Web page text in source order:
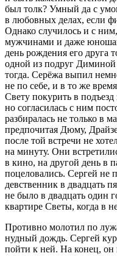
был толк? Умный да с
в любовных делах, если
Однако случилось и с
мужчинами и даже
день рождения его друга
одной из подруг
тогда. Серёжа выпил
не по себе, и в то же
Свету покурить в
но согласилась с ним
разбиралась не только в
предпочитая Дюму,
после той встречи не
на минуту. Они
в кино, на другой день в
поцеловались. Сергей не
девственник в двадцать
не было в двадцать один
квартире Светы, когда в
Противно молотил по
нудный дождь. Сергей
пойти к ней. На конец, он